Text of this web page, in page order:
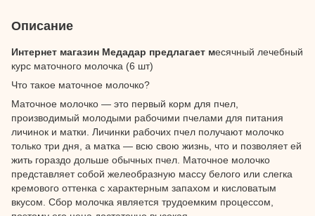
Описание
Интернет магазин Медадар предлагает месячный лечебный
курс маточного молочка (6 шт)
Что такое маточное молочко?
Маточное молочко — это первый корм для пчел,
производимый молодыми рабочими пчелами для питания
личинок и матки. Личинки рабочих пчел получают молочко
только три дня, а матка — всю свою жизнь, что и позволяет ей
жить гораздо дольше обычных пчел. Маточное молочко
представляет собой желеобразную массу белого или слегка
кремового оттенка с характерным запахом и кисловатым
вкусом. Сбор молочка является трудоемким процессом,